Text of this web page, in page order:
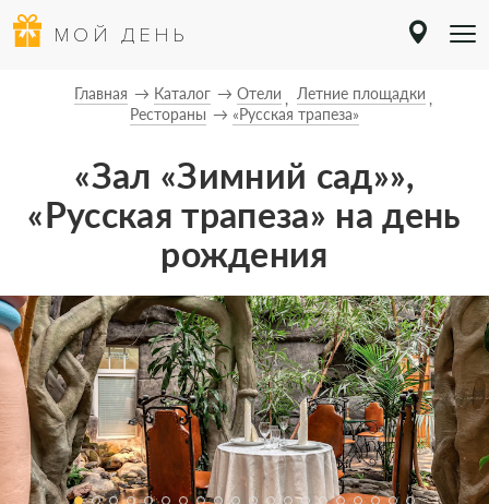
МОЙ ДЕНЬ
Главная Каталог Отели
Летние площадки
Рестораны
«Русская трапеза»
«Зал «Зимний сад»»,
«Русская трапеза» на день
рождения